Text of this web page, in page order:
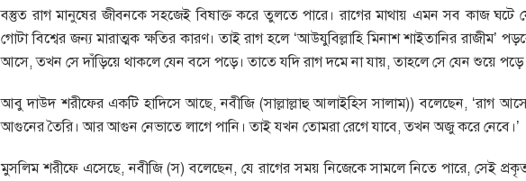
বস্তুত রাগ মানুষের জীবনকে সহজেই বিষাক্ত করে তুলতে পারে। রাগের মাথায় এমন সব কাজ ঘটে
গোটা বিশ্বের জন্য মারাত্মক ক্ষতির কারণ। তাই রাগ হলে ‘আউযুবিল্লাহি মিনাশ শাইতানির রাজীম’
আসে, তখন সে দাঁড়িয়ে থাকলে যেন বসে পড়ে। তাতে যদি রাগ দমে না যায়, তাহলে সে যেন শুয়ে
আবু দাউদ শরীফের একটি হাদিসে আছে, নবীজি (সাল্লাল্লাহু আলাইহিস সালাম)) বলেছেন, ‘রাগ
আগুনের তৈরি। আর আগুন নেভাতে লাগে পানি। তাই যখন তোমরা রেগে যাবে, তখন অজু করে নেবে।’
মুসলিম শরীফে এসেছে, নবীজি (স) বলেছেন, যে রাগের সময় নিজেকে সামলে নিতে পারে, সেই